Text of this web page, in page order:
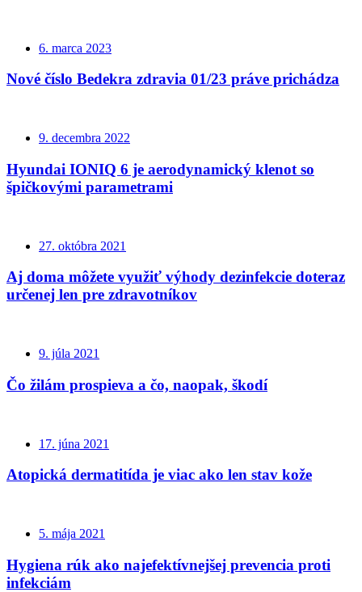
6. marca 2023
Nové číslo Bedekra zdravia 01/23 práve prichádza
9. decembra 2022
Hyundai IONIQ 6 je aerodynamický klenot so
špičkovými parametrami
27. októbra 2021
Aj doma môžete využiť výhody dezinfekcie doteraz
určenej len pre zdravotníkov
9. júla 2021
Čo žilám prospieva a čo, naopak, škodí
17. júna 2021
Atopická dermatitída je viac ako len stav kože
5. mája 2021
Hygiena rúk ako najefektívnejšej prevencia proti
infekciám